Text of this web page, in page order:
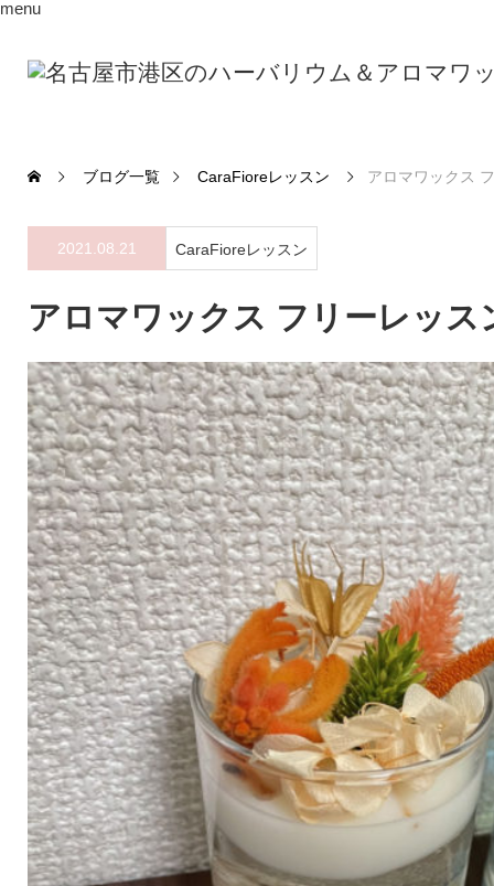
menu
ブログ一覧 CaraFioreレッスン アロマワックス
2021.08.21 CaraFioreレッスン
アロマワックス フリーレッス